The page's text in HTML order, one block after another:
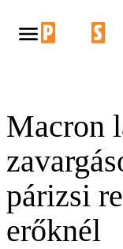
Macron
párizsi
erőknél